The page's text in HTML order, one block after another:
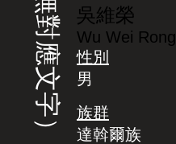
吳維榮
Wu Wei Rong
性別
男
族群
達斡爾族